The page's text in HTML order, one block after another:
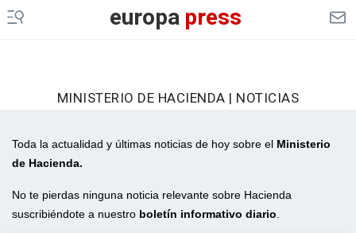
europapress
MINISTERIO DE HACIENDA | NOTICIAS
Toda la actualidad y últimas noticias de hoy sobre el Ministerio
de Hacienda.
No te pierdas ninguna noticia relevante sobre Hacienda
suscribiéndote a nuestro boletín informativo diario